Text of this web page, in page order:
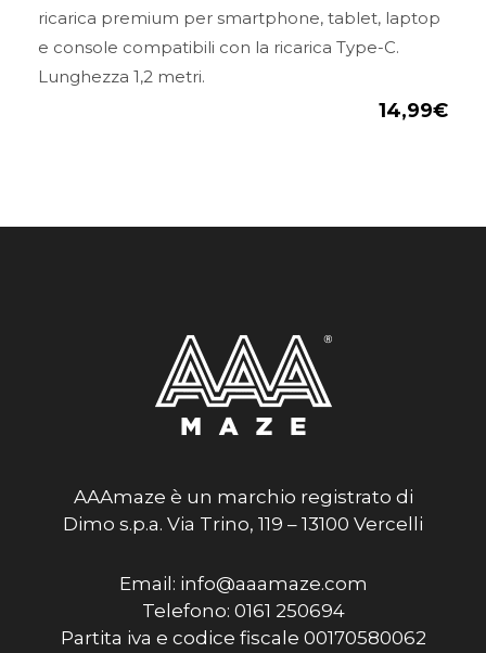
ricarica premium per smartphone, tablet, laptop
e console compatibili con la ricarica Type-C.
Lunghezza 1,2 metri.
14,99€
AAAmaze è un marchio registrato di
Dimo s.p.a. Via Trino, 119 – 13100 Vercelli
Email: info@aaamaze.com
Telefono: 0161 250694
Partita iva e codice fiscale 00170580062